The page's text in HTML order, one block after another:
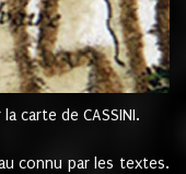
carte de CASSINI.
connu par les textes.